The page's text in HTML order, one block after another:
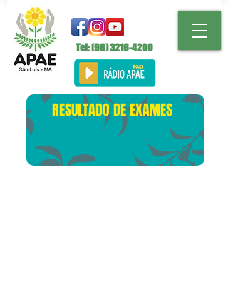
Tel: (98)3216-4200
RESULTADO DE EXAMES